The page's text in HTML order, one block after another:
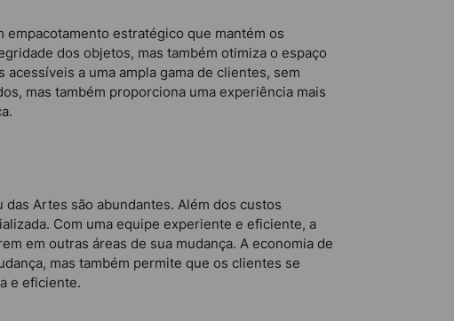
estratégico que mantém os
dos objetos, mas também otimiza o espaço
a uma ampla gama de clientes, sem
mas também proporciona uma experiência mais
Artes são abundantes. Além dos custos
Com uma equipe experiente e eficiente, a
em outras áreas de sua mudança. A economia de
mas também permite que os clientes se
e eficiente.